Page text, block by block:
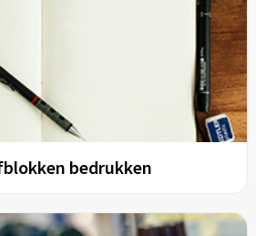
bedrukken